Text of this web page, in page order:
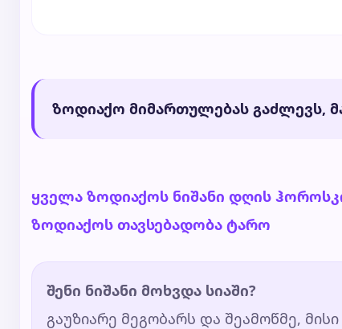
ზოდიაქო მიმართულებას გაძლევს,
ყველა ზოდიაქოს ნიშანი დღის
ზოდიაქოს თავსებადობა ტარო
შენი ნიშანი მოხვდა სიაში?
გაუზიარე მეგობარს და შეამოწმე,